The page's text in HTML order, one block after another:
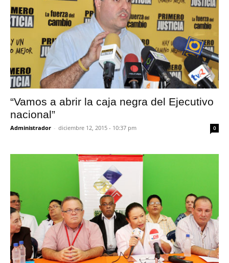
“Vamos a abrir la caja negra del Ejecutivo
nacional”
Administrador - diciembre 12, 2015 - 10:37 pm 0